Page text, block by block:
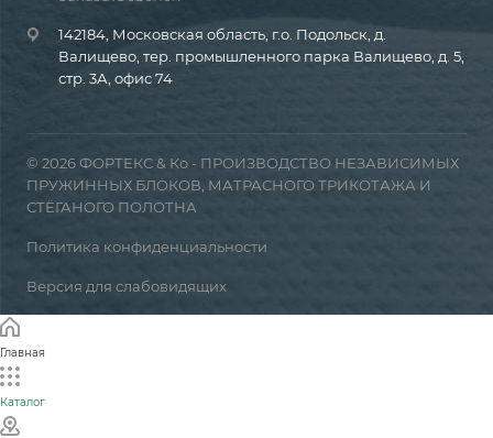
142184, Московская область, г.о. Подольск, д.
Валищево, тер. промышленного парка Валищево, д. 5,
стр. 3А, офис 74
© 2026 ФОРТЕКС & Ко - ПРОИЗВОДСТВО НЕЗАВИСИМЫХ
ПРУЖИННЫХ БЛОКОВ, МАТРАСНОГО ТРИКОТАЖА И
СТЁГАНОГО ПОЛОТНА
Политика конфиденциальности
Версия для слабовидящих
Главная
Каталог